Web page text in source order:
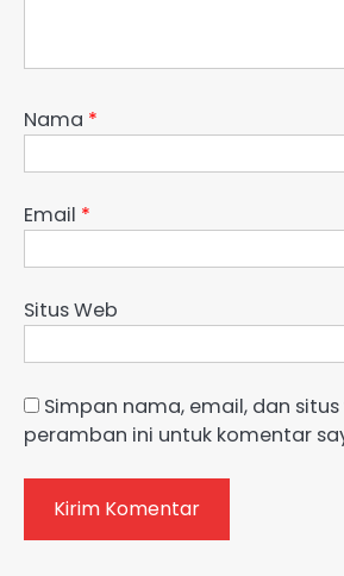
Nama *
Email *
Situs Web
Simpan nama, email, dan
peramban ini untuk komentar